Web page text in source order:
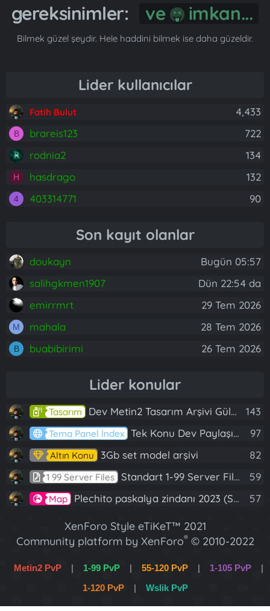
gereksinimler:
ve imkan...
Bilmek güzel şeydir. Hele haddini bilmek ise daha güzeldir.
Lider kullanıcılar
Fatih Bulut 4,433
B brareis123
722
rodnia2
134
H hasdrago 132
4 403314771 90
Son kayıt olanlar
doukayn
Bugün 05:57
salihgkmen1907
Dün 22:54 da
emirrmrt
29 Tem 2026
M mahala 28 Tem 2026
B buabibirimi 26 Tem 2026
Lider konular
Tasarım Dev Metin2 Tasarım Arşivi Güle Güle Kullanın 143
Tema Panel İndex Tek Konu Dev Paylaşım 10 Adet Server Tanıtım İndex 97
Altın Konu 3Gb set model arşivi 82
1 99 Server Files Standart 1-99 Server Files 59
Map Plechito paskalya zindanı 2023 (Spring Sanctuary dungeon) 57
XenForo Style eTiKeT™ 2021
Community platform by XenForo® © 2010-2022
[XGT] Forum statistics system- XenGenTr
Metin2 PvP | 1-99 PvP | 55-120 PvP | 1-105 PvP
|
1-120 PvP
| Wslik PvP